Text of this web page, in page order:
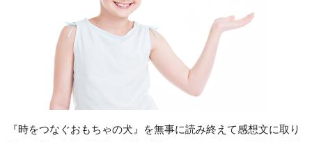
『時をつなぐおもちゃの犬』を無事に読み終えて感想文に取り